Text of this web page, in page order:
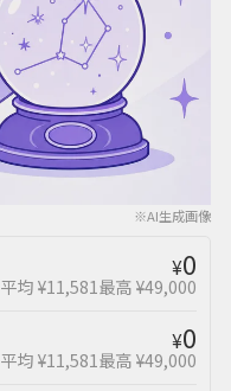
※AI生成画像
¥0
平均 ¥11,581最高 ¥49,000
¥0
平均 ¥11,581最高 ¥49,000